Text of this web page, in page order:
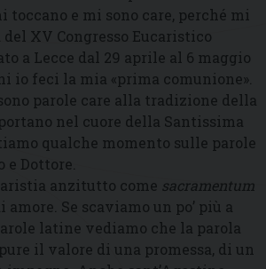
toccano e mi sono care, perché mi
XV Congresso Eucaristico
a Lecce dal 29 aprile al 6 maggio
io feci la mia «prima comunione».
parole care alla tradizione della
nel cuore della Santissima
qualche momento sulle parole
e Dottore.
anzitutto come sacramentum
amore. Se scaviamo un po’ più a
latine vediamo che la parola
il valore di una promessa, di un